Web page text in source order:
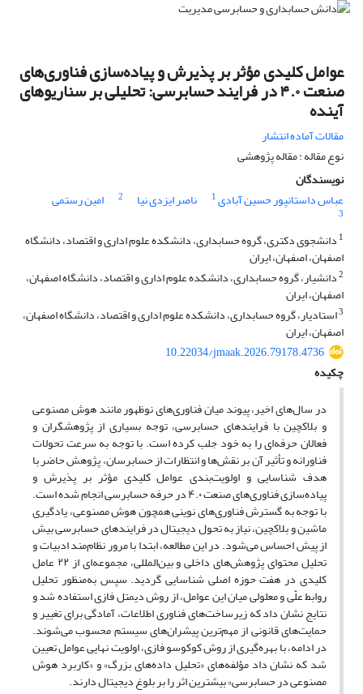
عوامل کلیدی مؤثر بر پذیرش و پیاده‌سازی فناوری‌های
صنعت ۴.۰ در فرایند حسابرسی: تحلیلی بر سناریوهای
آینده
مقالات آماده انتشار
نوع مقاله : مقاله پژوهشی
نویسندگان
عباس داستانپور حسین آبادی1 ناصر ایزدی نیا 2 امین رستمی
3
1 دانشجوی دکتری، گروه حسابداری، دانشکده علوم اداری و اقتصاد، دانشگاه
اصفهان، اصفهان، ایران
2دانشیار، گروه حسابداری، دانشکده علوم اداری و اقتصاد، دانشگاه اصفهان،
اصفهان، ایران
3استادیار، گروه حسابداری، دانشکده علوم اداری و اقتصاد، دانشگاه اصفهان،
اصفهان، ایران
10.22034/jmaak.2026.79178.4736
چکیده
در سال‌های اخیر، پیوند میان فناوری‌های نوظهور مانند هوش مصنوعی
و بلاکچین با فرایندهای حسابرسی، توجه بسیاری از پژوهشگران و
فعالان حرفه‌ای را به خود جلب کرده است. با توجه به سرعت تحولات
فناورانه و تأثیر آن بر نقش‌ها و انتظارات از حسابرسان، پژوهش حاضر با
هدف شناسایی و اولویت‌بندی عوامل کلیدی مؤثر بر پذیرش و
پیاده‌سازی فناوری‌های صنعت ۴.۰ در حرفه حسابرسی انجام شده است.
با توجه به گسترش فناوری‌های نوینی همچون هوش مصنوعی، یادگیری
ماشین و بلاکچین، نیاز به تحول دیجیتال در فرایندهای حسابرسی بیش
از پیش احساس می‌شود. در این مطالعه، ابتدا با مرور نظام‌مند ادبیات و
تحلیل محتوای پژوهش‌های داخلی و بین‌المللی، مجموعه‌ای از ۲۲ عامل
کلیدی در هفت حوزه اصلی شناسایی گردید. سپس به‌منظور تحلیل
روابط علّی و معلولی میان این عوامل، از روش دیمتل فازی استفاده شد و
نتایج نشان داد که زیرساخت‌های فناوری اطلاعات، آمادگی برای تغییر و
حمایت‌های قانونی از مهم‌ترین پیشران‌های سیستم محسوب می‌شوند.
در ادامه، با بهره‌گیری از روش کوکوسو فازی، اولویت نهایی عوامل تعیین
شد که نشان داد مؤلفه‌های «تحلیل داده‌های بزرگ» و «کاربرد هوش
مصنوعی در حسابرسی» بیشترین اثر را بر بلوغ دیجیتال دارند.